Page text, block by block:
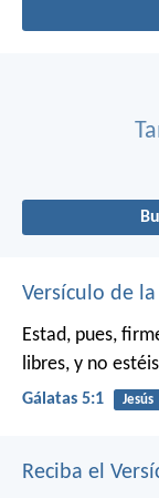
Versículo de
Estad, pues,
libres, y no
Gálatas 5:1 Jesús
Reciba el